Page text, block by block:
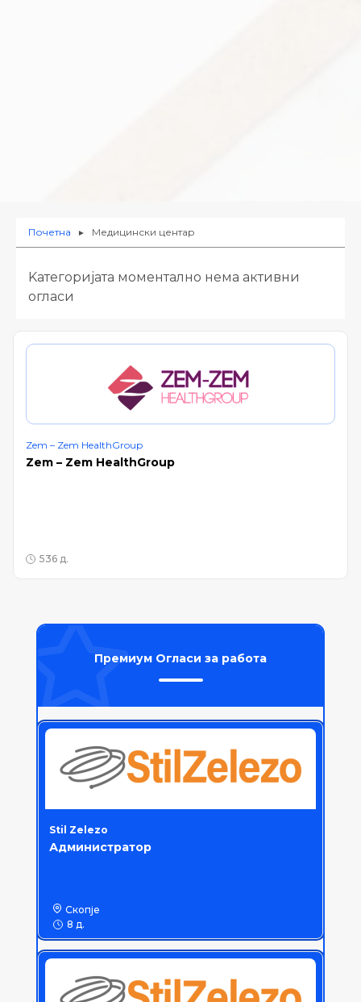
Почетна ► Медицински центар
Kатегоријата моментално нема активни
огласи
Zem – Zem HealthGroup
Zem – Zem HealthGroup
536 д.
Премиум Огласи за работа
Stil Zelezo
Администратор
Скопје
8 д.